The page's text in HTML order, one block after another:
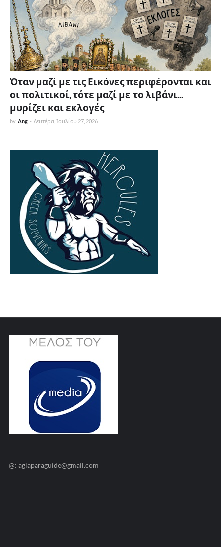
Όταν μαζί με τις Εικόνες περιφέρονται και
οι πολιτικοί, τότε μαζί με το λιβάνι...
μυρίζει και εκλογές
by Ang - Δευτέρα, Ιουλίου 27, 2026
@: agiaparaguide@gmail.com